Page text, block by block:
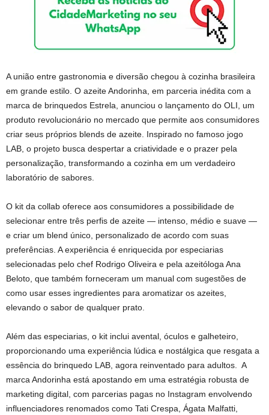
A união entre gastronomia e diversão chegou à cozinha brasileira
em grande estilo. O azeite Andorinha, em parceria inédita com a
marca de brinquedos Estrela, anunciou o lançamento do OLI, um
produto revolucionário no mercado que permite aos consumidores
criar seus próprios blends de azeite. Inspirado no famoso jogo
LAB, o projeto busca despertar a criatividade e o prazer pela
personalização, transformando a cozinha em um verdadeiro
laboratório de sabores.
O kit da collab oferece aos consumidores a possibilidade de
selecionar entre três perfis de azeite — intenso, médio e suave —
e criar um blend único, personalizado de acordo com suas
preferências. A experiência é enriquecida por especiarias
selecionadas pelo chef Rodrigo Oliveira e pela azeitóloga Ana
Beloto, que também forneceram um manual com sugestões de
como usar esses ingredientes para aromatizar os azeites,
elevando o sabor de qualquer prato.
Além das especiarias, o kit inclui avental, óculos e galheteiro,
proporcionando uma experiência lúdica e nostálgica que resgata a
essência do brinquedo LAB, agora reinventado para adultos. A
marca Andorinha está apostando em uma estratégia robusta de
marketing digital, com parcerias pagas no Instagram envolvendo
influenciadores renomados como Tati Crespa, Ágata Malfatti,